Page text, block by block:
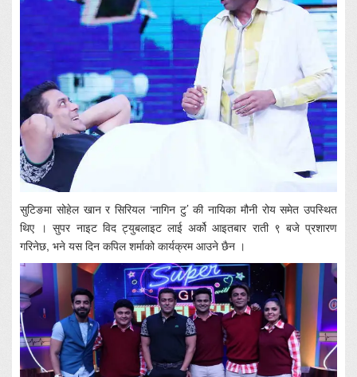
सुटिङमा सोहेल खान र सिरियल ‘नागिन टु’ की नायिका मौनी रोय समेत उपस्थित
थिए । सुपर नाइट विद ट्युबलाइट लाई अर्को आइतबार राती ९ बजे प्रशारण
गरिनेछ, भने यस दिन कपिल शर्माको कार्यक्रम आउने छैन ।